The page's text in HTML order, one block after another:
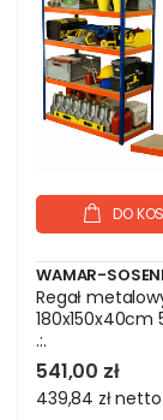
DO
WAMAR-
Regał
180x150x40cm
.:.
541,00 zł
439,84 złnetto